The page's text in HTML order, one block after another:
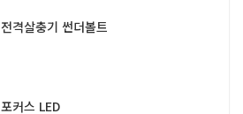
전격살충기 썬더볼트
포커스 LED